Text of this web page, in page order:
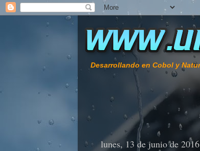
Desarrollando en Cobol y
lunes, 13 de junio de 2016